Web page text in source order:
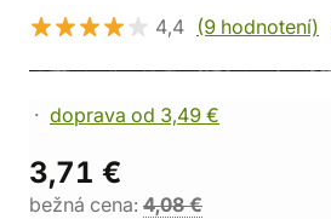
4,4 (9 hodnotení)
doprava od 3,49 €
3,71 €
bežná cena: 4,08 €